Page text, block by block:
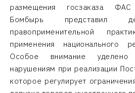
размещения госзаказа
Бомбырь представил
правоприменительной
применения национального
Особое внимание уделено
нарушениям при реализации
которое регулирует